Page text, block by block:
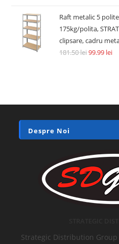
Raft metalic 5
175kg/polita,
clipsare, cadru
181.50lei99.99 lei
Despre Noi
Strategic Distribution